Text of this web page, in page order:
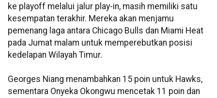
ke playoff melalui jalur play-in, masih memiliki satu
kesempatan terakhir. Mereka akan menjamu
pemenang laga antara Chicago Bulls dan Miami Heat
pada Jumat malam untuk memperebutkan posisi
kedelapan Wilayah Timur.
Georges Niang menambahkan 15 poin untuk Hawks,
sementara Onyeka Okongwu mencetak 11 poin dan